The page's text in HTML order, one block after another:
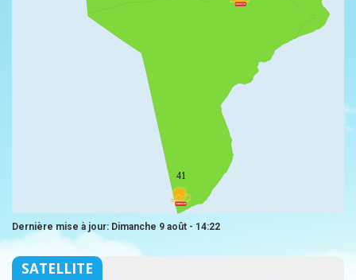
41
Dernière mise à jour: Dimanche 9 août - 14:22
SATELLITE